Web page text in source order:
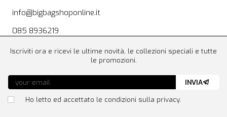
info@bigbagshoponline.it
085 8936219
Iscriviti ora e ricevi le ultime novità, le collezioni speciali e tutte
le promozioni.
Ho letto ed accettato le condizioni sulla privacy.
INVIA